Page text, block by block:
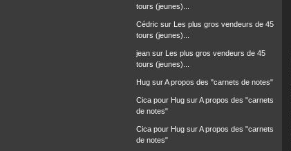
tours (jeunes)...
Cédric sur Les plus gros vendeurs de 45
tours (jeunes)...
jean sur Les plus gros vendeurs de 45
tours (jeunes)...
Hug surA propos des "carnets de notes"
Cica pour Hug surA propos des "carnets
de notes"
Cica pour Hug surA propos des "carnets
de notes"